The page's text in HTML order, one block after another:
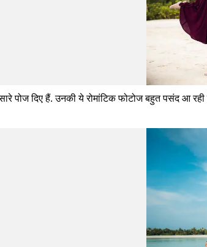
पोज दिए हैं. उनकी ये रोमांटिक फोटोज बहुत पसंद आ रही